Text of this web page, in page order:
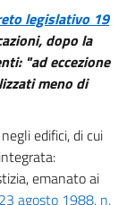
legislativo 19
dopo la
"ad eccezione
meno di
edifici, di cui
emanato ai
agosto 1988, n.